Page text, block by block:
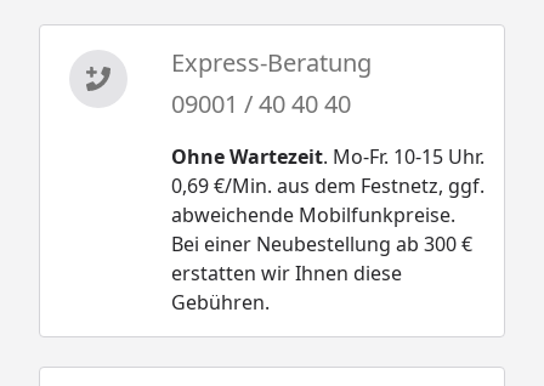
Express-Beratung
09001 / 40 40 40
Ohne Wartezeit. Mo-Fr. 10-15 Uhr.
0,69 €/Min. aus dem Festnetz, ggf.
abweichende Mobilfunkpreise.
Bei einer Neubestellung ab 300 €
erstatten wir Ihnen diese
Gebühren.